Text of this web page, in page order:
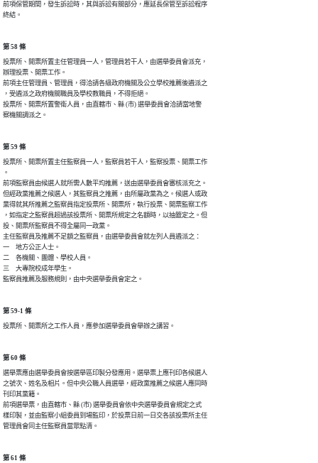
前項保管期間，發生訴訟時，其與訴訟有關部分，應延長保管至訴訟程序
終結。
第 58 條
投票所、開票所置主任管理員一人，管理員若干人，由選舉委員會派充，
辦理投票、開票工作。
前項主任管理員、管理員，得洽請各級政府機關及公立學校推薦後遴派之
，受遴派之政府機關職員及學校教職員，不得拒絕。
投票所、開票所置警衛人員，由直轄市、縣 (市) 選舉委員會洽請當地警
察機關調派之。
第 59 條
投票所、開票所置主任監察員一人，監察員若干人，監察投票、開票工作
。
前項監察員由候選人就所需人數平均推薦，送由選舉委員會審核派充之。
但經政黨推薦之候選人，其監察員之推薦，由所屬政黨為之。候選人或政
黨得就其所推薦之監察員指定投票所、開票所，執行投票、開票監察工作
，如指定之監察員超過該投票所、開票所規定之名額時，以抽籤定之。但
投、開票所監察員不得全屬同一政黨。
主任監察員及推薦不足額之監察員，由選舉委員會就左列人員遴派之：
一　地方公正人士。
二　各機關、團體、學校人員。
三　大專院校成年學生。
監察員推薦及服務規則，由中央選舉委員會定之。
第 59-1 條
投票所、開票所之工作人員，應參加選舉委員會舉辦之講習。
第 60 條
選舉票應由選舉委員會按選舉區印製分發應用。選舉票上應刊印各候選人
之號次、姓名及相片。但中央公職人員選舉，經政黨推薦之候選人應同時
刊印其黨籍。
前項選舉票，由直轄市、縣 (市) 選舉委員會依中央選舉委員會規定之式
樣印製，並由監察小組委員到場監印，於投票日前一日交各該投票所主任
管理員會同主任監察員當眾點清。
第 61 條